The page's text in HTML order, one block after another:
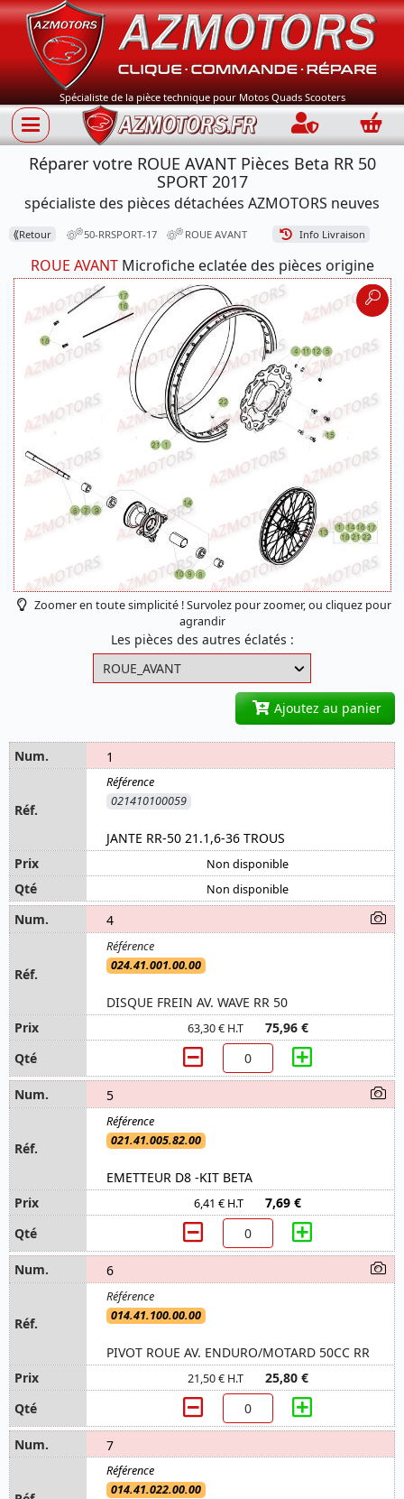
Spécialiste de la pièce technique pour Motos Quads Scooters
Connection
Réparer votre ROUE AVANT Pièces Beta RR 50
SPORT 2017
spécialiste des pièces détachées AZMOTORS neuves
⟪Retour 50-RRSPORT-17 ROUE AVANT Info Livraison
ROUE AVANTMicrofiche eclatée des pièces origine
Zoomer en toute simplicité ! Survolez pour zoomer, ou cliquez pour
agrandir
Les pièces des autres éclatés :
Ajoutez au panier
1
021410100059
JANTE RR-50 21.1,6-36 TROUS
Non disponible
Non disponible
4
024.41.001.00.00
DISQUE FREIN AV. WAVE RR 50
63,30 € H.T 75,96 €
5
021.41.005.82.00
EMETTEUR D8 -KIT BETA
6,41 € H.T 7,69 €
6
014.41.100.00.00
PIVOT ROUE AV. ENDURO/MOTARD 50CC RR
21,50 € H.T 25,80 €
7
014.41.022.00.00